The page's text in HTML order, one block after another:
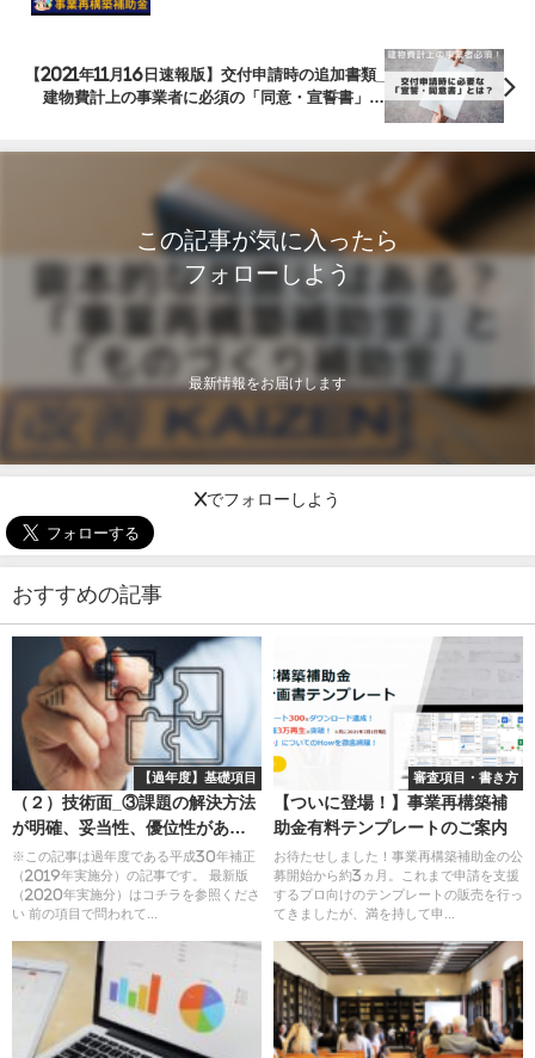
【2021年11月16日速報版】交付申請時の追加書類_
建物費計上の事業者に必須の「同意・宣誓書」と
この記事が気に入ったら
フォローしよう
最新情報をお届けします
Xでフォローしよう
おすすめの記事
【過年度】基礎項目
（２）技術面_③課題の解決方法
が明確、妥当性、優位性がある
か、にどう答えるか？
※この記事は過年度である平成30年補正
（2019年実施分）の記事です。 最新版
（2020年実施分）はコチラを参照くださ
い 前の項目で問われて...
審査項目・書き方
【ついに登場！】事業再構築補
助金有料テンプレートのご案内
お待たせしました！事業再構築補助金の公
募開始から約3ヵ月。これまで申請を支援
するプロ向けのテンプレートの販売を行っ
てきましたが、満を持して申...